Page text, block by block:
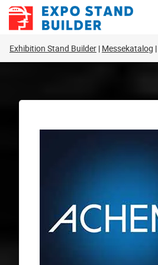
Zum
Inhalt
Exhibition Stand Builder Messekatalog